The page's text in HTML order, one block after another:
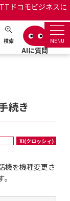
ドコモビジネスに
検索 MENU
English
情報通知サー
続き
Xi(クロッシィ)
機を機種変更さ